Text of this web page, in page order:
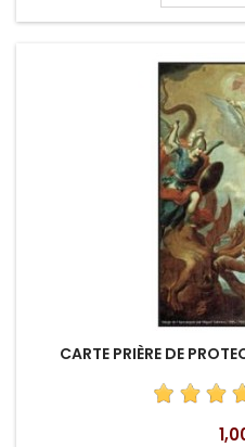
CARTE PRIÈRE DE
Prix